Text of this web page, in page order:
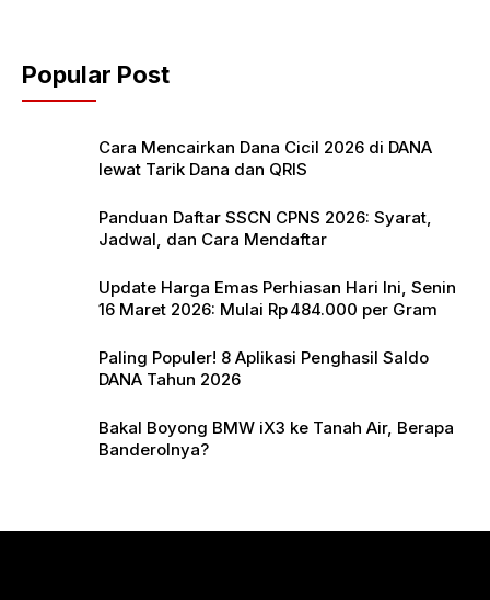
o
o
p
p
Popular Post
Cara Mencairkan Dana Cicil 2026 di DANA
lewat Tarik Dana dan QRIS
Panduan Daftar SSCN CPNS 2026: Syarat,
Jadwal, dan Cara Mendaftar
Update Harga Emas Perhiasan Hari Ini, Senin
16 Maret 2026: Mulai Rp 484.000 per Gram
Paling Populer! 8 Aplikasi Penghasil Saldo
DANA Tahun 2026
Bakal Boyong BMW iX3 ke Tanah Air, Berapa
Banderolnya?